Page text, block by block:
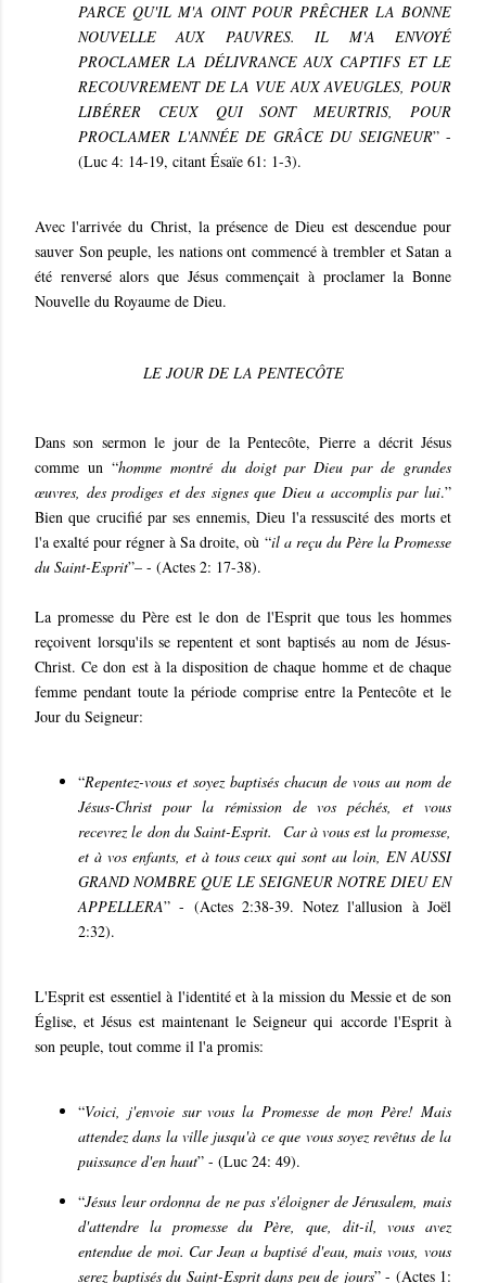
PARCE QU'IL M'A OINT POUR PRÊCHER LA BONNE
NOUVELLE AUX PAUVRES. IL M'A ENVOYÉ
PROCLAMER LA DÉLIVRANCE AUX CAPTIFS ET LE
RECOUVREMENT DE LA VUE AUX AVEUGLES, POUR
LIBÉRER CEUX QUI SONT MEURTRIS, POUR
PROCLAMER L'ANNÉE DE GRÂCE DU SEIGNEUR” -
(Luc 4: 14-19, citant Ésaïe 61: 1-3).
Avec l'arrivée du Christ, la présence de Dieu est descendue pour
sauver Son peuple, les nations ont commencé à trembler et Satan a
été renversé alors que Jésus commençait à proclamer la Bonne
Nouvelle du Royaume de Dieu.
LE JOUR DE LA PENTECÔTE
Dans son sermon le jour de la Pentecôte, Pierre a décrit Jésus
comme un “homme montré du doigt par Dieu par de grandes
œuvres, des prodiges et des signes que Dieu a accomplis par lui.”
Bien que crucifié par ses ennemis, Dieu l'a ressuscité des morts et
l'a exalté pour régner à Sa droite, où “il a reçu du Père la Promesse
du Saint-Esprit”– - (Actes 2: 17-38).
La promesse du Père est le don de l'Esprit que tous les hommes
reçoivent lorsqu'ils se repentent et sont baptisés au nom de Jésus-
Christ. Ce don est à la disposition de chaque homme et de chaque
femme pendant toute la période comprise entre la Pentecôte et le
Jour du Seigneur:
“Repentez-vous et soyez baptisés chacun de vous au nom de
Jésus-Christ pour la rémission de vos péchés, et vous
recevrez le don du Saint-Esprit. Car à vous est la promesse,
et à vos enfants, et à tous ceux qui sont au loin, EN AUSSI
GRAND NOMBRE QUE LE SEIGNEUR NOTRE DIEU EN
APPELLERA” - (Actes 2:38-39. Notez l'allusion à Joël
2:32).
L'Esprit est essentiel à l'identité et à la mission du Messie et de son
Église, et Jésus est maintenant le Seigneur qui accorde l'Esprit à
son peuple, tout comme il l'a promis:
“Voici, j'envoie sur vous la Promesse de mon Père! Mais
attendez dans la ville jusqu'à ce que vous soyez revêtus de la
puissance d'en haut” - (Luc 24: 49).
“Jésus leur ordonna de ne pas s'éloigner de Jérusalem, mais
d'attendre la promesse du Père, que, dit-il, vous avez
entendue de moi. Car Jean a baptisé d'eau, mais vous, vous
serez baptisés du Saint-Esprit dans peu de jours” - (Actes 1: